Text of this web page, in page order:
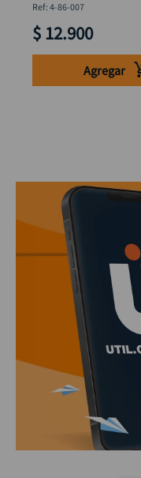
: 4-86-007
$ 12.900
Agregar